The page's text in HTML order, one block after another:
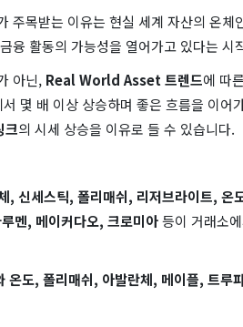
주목받는 이유는 현실 세계 자산의 온
융 활동의 가능성을 열어가고 있다는 시
아닌, Real World Asset 트렌드에 따
몇 배 이상 상승하며 좋은 흐름을 이어
크의 시세 상승을 이유로 들 수 있습니다.
, 신세스틱, 폴리매쉬, 리저브라이트, 온
멘, 메이커다오, 크로미아등이 거래소
온도, 폴리매쉬, 아발란체, 메이플, 트루